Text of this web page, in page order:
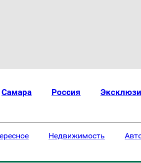
Самара Россия
Недвижимость